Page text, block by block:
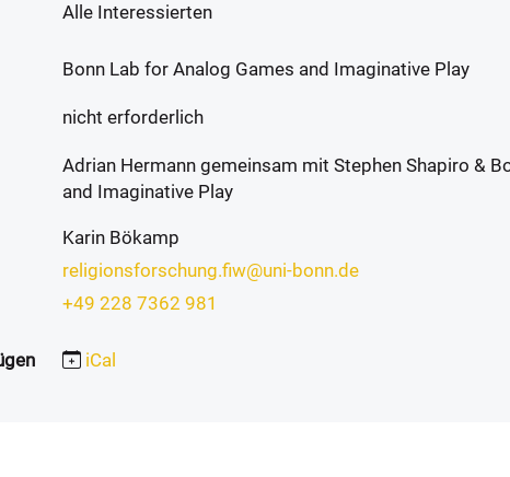
Alle Interessierten
Bonn Lab for Analog Games and Imaginative Play
nicht erforderlich
Adrian Hermann gemeinsam mit Stephen Shapiro &
and Imaginative Play
Karin Bökamp
religionsforschung.fiw@uni-bonn.de
+49 228 7362 981
iCal